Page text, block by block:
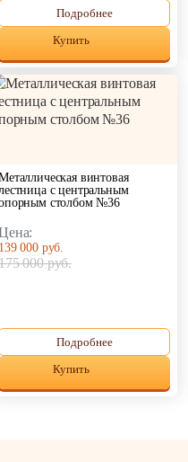
Подробнее
Купить
винтовая
с центральным
столбом №36
139 000 руб.
000 руб.
Подробнее
Купить